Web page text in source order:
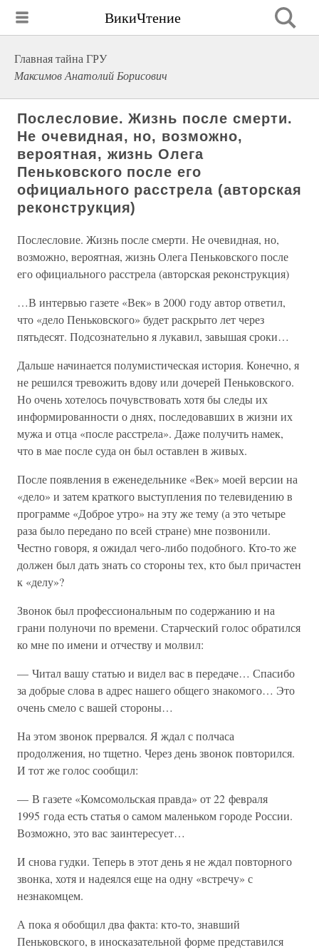
ВикиЧтение
Главная тайна ГРУ
Максимов Анатолий Борисович
Послесловие. Жизнь после смерти.
Не очевидная, но, возможно,
вероятная, жизнь Олега
Пеньковского после его
официального расстрела (авторская
реконструкция)
Послесловие. Жизнь после смерти. Не очевидная, но,
возможно, вероятная, жизнь Олега Пеньковского после
его официального расстрела (авторская реконструкция)
…В интервью газете «Век» в 2000 году автор ответил,
что «дело Пеньковского» будет раскрыто лет через
пятьдесят. Подсознательно я лукавил, завышая сроки…
Дальше начинается полумистическая история. Конечно, я
не решился тревожить вдову или дочерей Пеньковского.
Но очень хотелось почувствовать хотя бы следы их
информированности о днях, последовавших в жизни их
мужа и отца «после расстрела». Даже получить намек,
что в мае после суда он был оставлен в живых.
После появления в еженедельнике «Век» моей версии на
«дело» и затем краткого выступления по телевидению в
программе «Доброе утро» на эту же тему (а это четыре
раза было передано по всей стране) мне позвонили.
Честно говоря, я ожидал чего-либо подобного. Кто-то же
должен был дать знать со стороны тех, кто был причастен
к «делу»?
Звонок был профессиональным по содержанию и на
грани полуночи по времени. Старческий голос обратился
ко мне по имени и отчеству и молвил:
— Читал вашу статью и видел вас в передаче… Спасибо
за добрые слова в адрес нашего общего знакомого… Это
очень смело с вашей стороны…
На этом звонок прервался. Я ждал с полчаса
продолжения, но тщетно. Через день звонок повторился.
И тот же голос сообщил:
— В газете «Комсомольская правда» от 22 февраля
1995 года есть статья о самом маленьком городе России.
Возможно, это вас заинтересует…
И снова гудки. Теперь в этот день я не ждал повторного
звонка, хотя и надеялся еще на одну «встречу» с
незнакомцем.
А пока я обобщил два факта: кто-то, знавший
Пеньковского, в иносказательной форме представился